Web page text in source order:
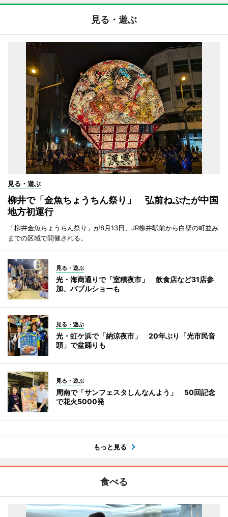
見る・遊ぶ
見る・遊ぶ
柳井で「金魚ちょうちん祭り」 弘前ねぷたが中国
地方初運行
「柳井金魚ちょうちん祭り」が8月13日、JR柳井駅前から白壁の町並み
までの区域で開催される。
見る・遊ぶ
光・海商通りで「室積夜市」 飲食店など31店参
加、バブルショーも
見る・遊ぶ
光・虹ケ浜で「納涼夜市」 20年ぶり「光市民音
頭」で盆踊りも
見る・遊ぶ
周南で「サンフェスタしんなんよう」 50回記念
で花火5000発
もっと見る
食べる